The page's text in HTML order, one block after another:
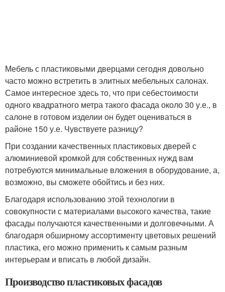
Мебель с пластиковыми дверцами сегодня довольно
часто можно встретить в элитных мебельных салонах.
Самое интересное здесь то, что при себестоимости
одного квадратного метра такого фасада около 30 у.е., в
салоне в готовом изделии он будет оцениваться в
районе 150 у.е. Чувствуете разницу?
При создании качественных пластиковых дверей с
алюминиевой кромкой для собственных нужд вам
потребуются минимальные вложения в оборудование, а,
возможно, вы сможете обойтись и без них.
Благодаря использованию этой технологии в
совокупности с материалами высокого качества, такие
фасады получаются качественными и долговечными. А
благодаря обширному ассортименту цветовых решений
пластика, его можно применить к самым разным
интерьерам и вписать в любой дизайн.
Производство пластиковых фасадов